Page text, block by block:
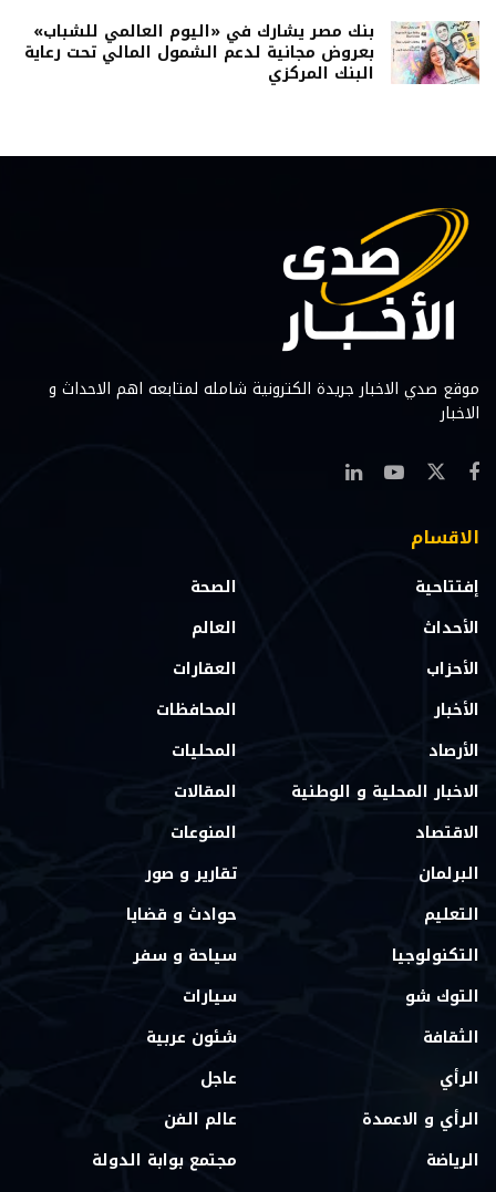
بنك مصر يشارك في «اليوم العالمي للشباب»
بعروض مجانية لدعم الشمول المالي تحت رعاية
البنك المركزي
موقع صدي الاخبار جريدة الكترونية شامله لمتابعه اهم الاحداث و
الاخبار
الاقسام
إفتتاحية
الأحداث
الأحزاب
الأخبار
الأرصاد
الاخبار المحلية و الوطنية
الاقتصاد
البرلمان
التعليم
التكنولوجيا
التوك شو
الثقافة
الرأي
الرأي و الاعمدة
الرياضة
الصحة
العالم
العقارات
المحافظات
المحليات
المقالات
المنوعات
تقارير و صور
حوادث و قضايا
سياحة و سفر
سيارات
شئون عربية
عاجل
عالم الفن
مجتمع بوابة الدولة